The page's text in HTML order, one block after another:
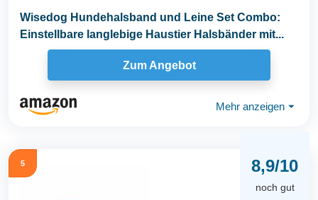
Wisedog Hundehalsband und Leine Set Combo:
Einstellbare langlebige Haustier Halsbänder mit...
Zum Angebot
Mehr anzeigen ⏷
5 8,9/10
noch gut